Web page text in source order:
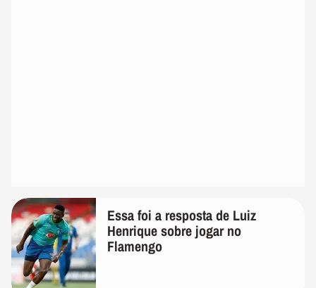
Essa foi a resposta de Luiz
Henrique sobre jogar no
Flamengo